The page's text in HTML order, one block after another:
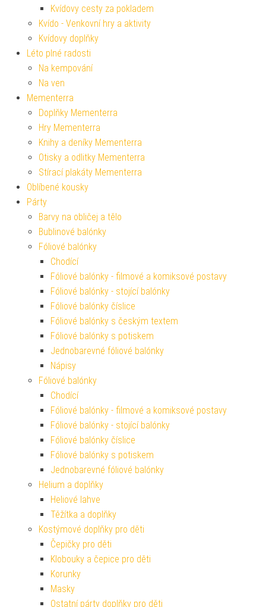
Kvídovy cesty za pokladem
Kvído - Venkovní hry a aktivity
Kvídovy doplňky
Léto plné radosti
Na kempování
Na ven
Mementerra
Doplňky Mementerra
Hry Mementerra
Knihy a deníky Mementerra
Otisky a odlitky Mementerra
Stírací plakáty Mementerra
Oblíbené kousky
Párty
Barvy na obličej a tělo
Bublinové balónky
Fóliové balónky
Chodící
Fóliové balónky - filmové a komiksové postavy
Fóliové balónky - stojící balónky
Fóliové balónky číslice
Fóliové balónky s českým textem
Fóliové balónky s potiskem
Jednobarevné fóliové balónky
Nápisy
Fóliové balónky
Chodící
Fóliové balónky - filmové a komiksové postavy
Fóliové balónky - stojící balónky
Fóliové balónky číslice
Fóliové balónky s potiskem
Jednobarevné fóliové balónky
Helium a doplňky
Heliové lahve
Těžítka a doplňky
Kostýmové doplňky pro děti
Čepičky pro děti
Klobouky a čepice pro děti
Korunky
Masky
Ostatní párty doplňky pro děti